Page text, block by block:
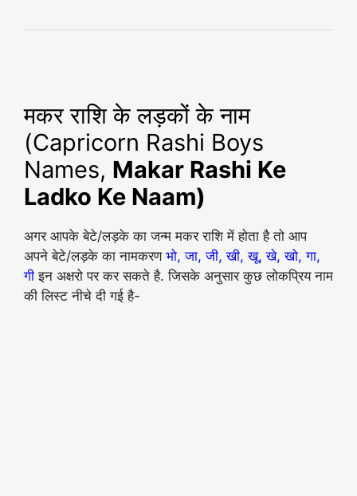
मकर राशि के लड़कों के नाम
(Capricorn Rashi Boys
Names, Makar Rashi Ke
Ladko Ke Naam)
अगर आपके बेटे/लड़के का जन्म मकर राशि में होता है तो आप
अपने बेटे/लड़के का नामकरण भो, जा, जी, खी, खू, खे, खो, गा,
गी इन अक्षरो पर कर सकते है. जिसके अनुसार कुछ लोकप्रिय नाम
की लिस्ट नीचे दी गई है-